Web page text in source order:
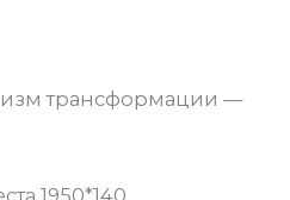
трансформации —
1950*140.